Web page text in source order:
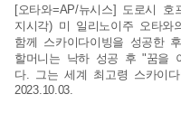
[오타와=AP/뉴시스] 도로시 호
지시각) 미 일리노이주 오타와
함께 스카이다이빙을 성공한
할머니는 낙하 성공 후 "꿈을
다. 그는 세계 최고령 스카이
2023.10.03.